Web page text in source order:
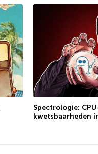
Spectrologie:
kwetsbaarheden